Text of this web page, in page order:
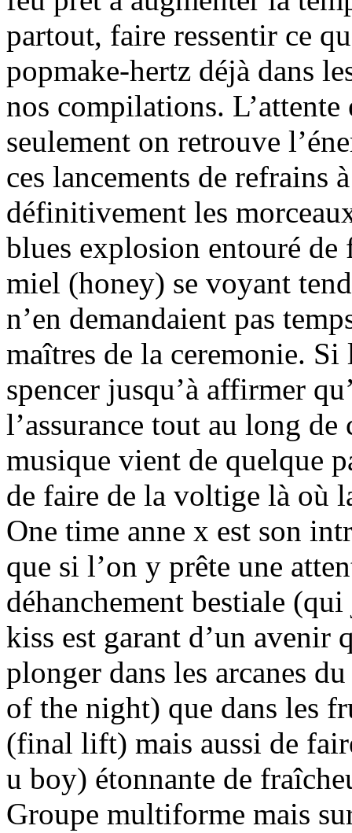
partout, faire ressentir ce
popmake-hertz déjà dans
nos compilations. L’attente
seulement on retrouve
ces lancements de refrains
définitivement les
blues explosion entouré
miel (honey) se voyant
n’en demandaient pas
maîtres de la ceremonie.
spencer jusqu’à affirmer
l’assurance tout au long
musique vient de quelque
de faire de la voltige là où
One time anne x est son
que si l’on y prête une
déhanchement bestiale
kiss est garant d’un avenir
plonger dans les arcanes
of the night) que dans les
(final lift) mais aussi de
u boy) étonnante de
Groupe multiforme mais